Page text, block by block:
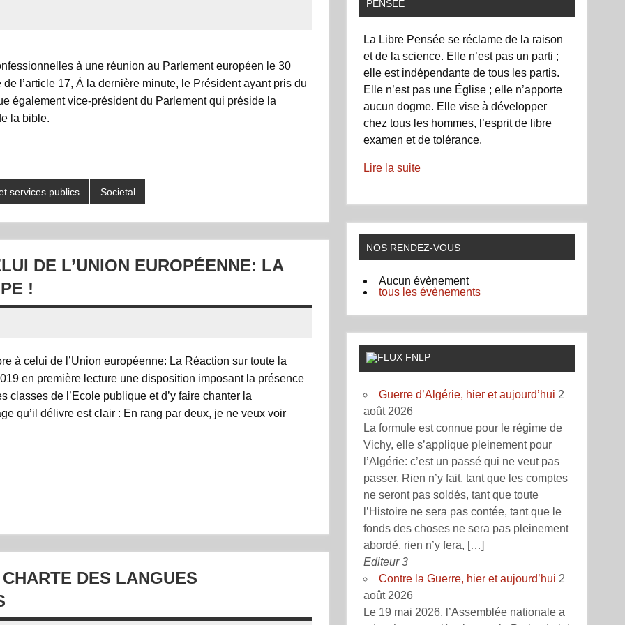
à une réunion au Parlement européen le 30
l’article 17, À la dernière minute, le Président ayant pris du
également vice-président du Parlement qui préside la
la bible.
services publics Societal
DE L’UNION EUROPÉENNE: LA
!
à celui de l’Union européenne: La Réaction sur toute la
en première lecture une disposition imposant la présence
de l’Ecole publique et d’y faire chanter la
qu’il délivre est clair : En rang par deux, je ne veux voir
DES LANGUES
PENSÉE
La Libre Pensée se réclame de la raison
et de la science. Elle n’est pas un parti ;
elle est indépendante de tous les partis.
Elle n’est pas une Église ; elle n’apporte
aucun dogme. Elle vise à développer
chez tous les hommes, l’esprit de libre
examen et de tolérance.
Lire la suite
NOS RENDEZ-VOUS
Aucun évènement
tous les évènements
FNLP
Guerre d’Algérie, hier et aujourd’hui 2
août 2026
La formule est connue pour le régime de
Vichy, elle s’applique pleinement pour
l’Algérie: c’est un passé qui ne veut pas
passer. Rien n’y fait, tant que les comptes
ne seront pas soldés, tant que toute
l’Histoire ne sera pas contée, tant que le
fonds des choses ne sera pas pleinement
abordé, rien n’y fera, […]
Editeur 3
Contre la Guerre, hier et aujourd’hui 2
août 2026
Le 19 mai 2026, l’Assemblée nationale a